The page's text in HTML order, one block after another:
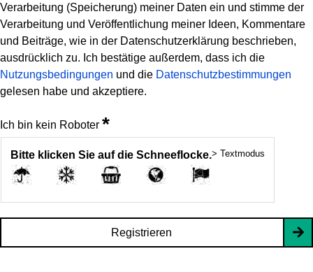
Verarbeitung (Speicherung) meiner Daten ein und stimme der
Verarbeitung und Veröffentlichung meiner Ideen, Kommentare
und Beiträge, wie in der Datenschutzerklärung beschrieben,
ausdrücklich zu. Ich bestätige außerdem, dass ich die
Nutzungsbedingungen und die Datenschutzbestimmungen
gelesen habe und akzeptiere.
Ich bin kein Roboter *
Bitte klicken Sie auf die Schneeflocke.> Textmodus
Registrieren